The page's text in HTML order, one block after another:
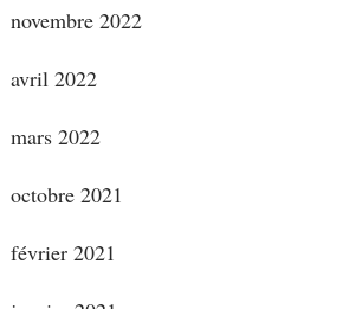
novembre 2022
avril 2022
mars 2022
octobre 2021
février 2021